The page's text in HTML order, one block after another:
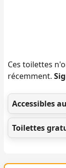
Ces toilettes
récemment.
Accessibles
Toilettes